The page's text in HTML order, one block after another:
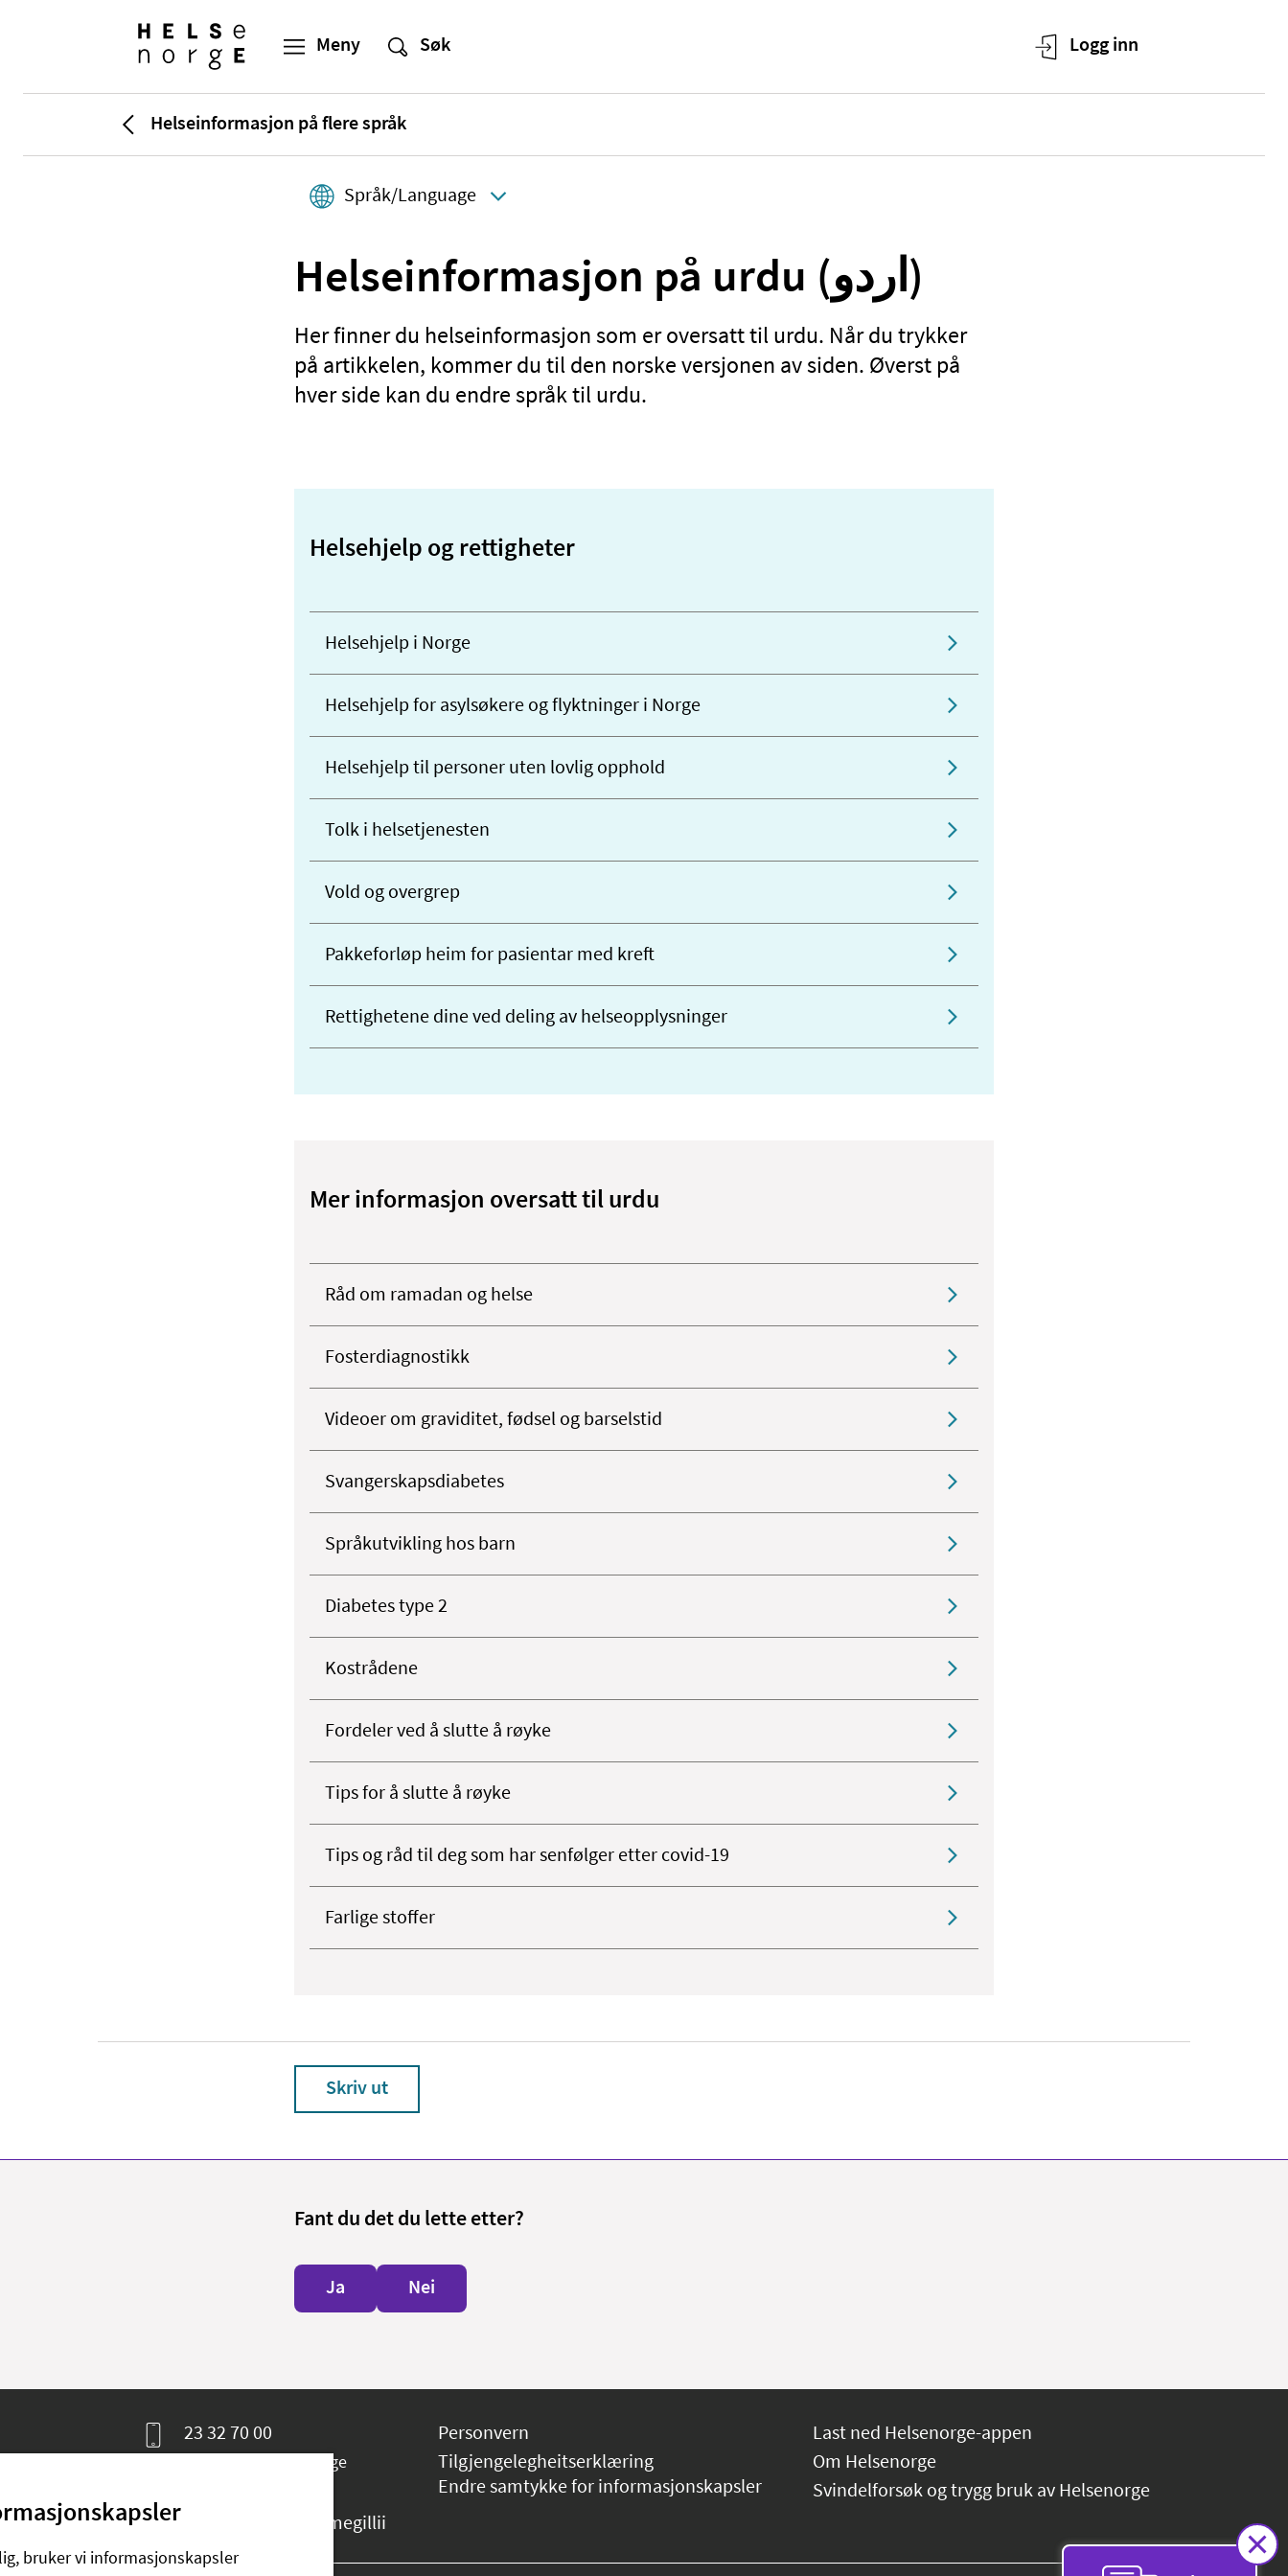
Helseinformasjon på flere språk
Språk/Language
Helseinformasjon på urdu (اردو)
Her finner du helseinformasjon som er oversatt til urdu. Når du trykker
på artikkelen, kommer du til den norske versjonen av siden. Øverst på
hver side kan du endre språk til urdu.
Helsehjelp og rettigheter
Helsehjelp i Norge
Helsehjelp for asylsøkere og flyktninger i Norge
Helsehjelp til personer uten lovlig opphold
Tolk i helsetjenesten
Vold og overgrep
Pakkeforløp heim for pasientar med kreft
Rettighetene dine ved deling av helseopplysninger
Mer informasjon oversatt til urdu
Råd om ramadan og helse
Fosterdiagnostikk
Videoer om graviditet, fødsel og barselstid
Svangerskapsdiabetes
Språkutvikling hos barn
Diabetes type 2
Kostrådene
Fordeler ved å slutte å røyke
Tips for å slutte å røyke
Tips og råd til deg som har senfølger etter covid-19
Farlige stoffer
Skriv ut
Fant du det du lette etter?
Ja Nei